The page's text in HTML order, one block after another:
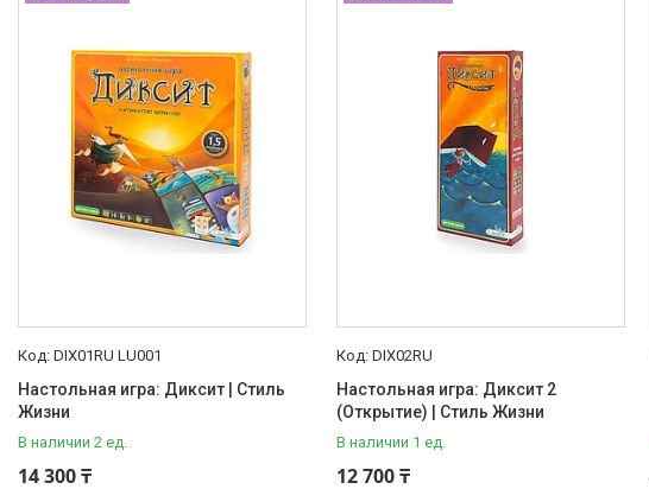
Наши товары
Доставка и оплата
Отзывы
DIX01RU LU001
Настольная игра: Диксит | Стиль
Жизни
В наличии 2 ед.
14 300 ₸
DIX02RU
Настольная игра: Диксит 2
(Открытие) | Стиль Жизни
В наличии 1 ед.
12 700 ₸